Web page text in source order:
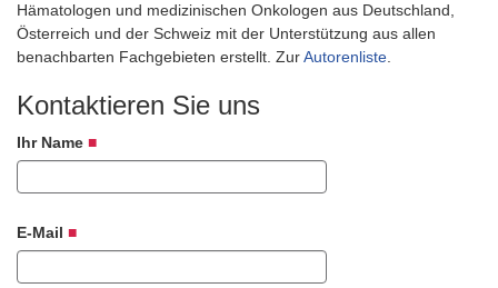
Hämatologen und medizinischen Onkologen aus Deutschland,
Österreich und der Schweiz mit der Unterstützung aus allen
benachbarten Fachgebieten erstellt. ZurAutorenliste
Kontaktieren Sie uns
Ihr Name
E-Mail